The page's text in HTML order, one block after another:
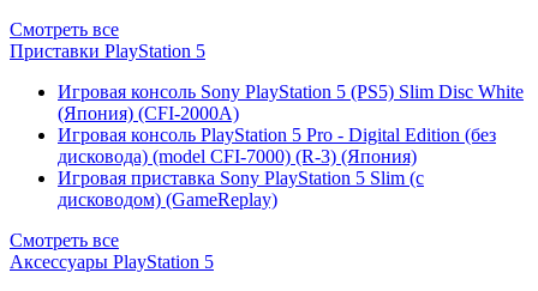
Смотреть все
Приставки PlayStation 5
Игровая консоль Sony PlayStation 5 (PS5) Slim Disc White
(Япония) (CFI-2000A)
Игровая консоль PlayStation 5 Pro - Digital Edition (без
дисковода) (model CFI-7000) (R-3) (Япония)
Игровая приставка Sony PlayStation 5 Slim (с
дисководом) (GameReplay)
Смотреть все
Аксессуары PlayStation 5